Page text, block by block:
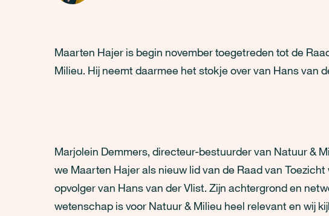
Maarten Hajer is begin november toegetreden tot de
Milieu. Hij neemt daarmee het stokje over van Hans van
Marjolein Demmers, directeur-bestuurder van Natuur &
we Maarten Hajer als nieuw lid van de Raad van
opvolger van Hans van der Vlist. Zijn achtergrond en
wetenschap is voor Natuur & Milieu heel relevant en wij